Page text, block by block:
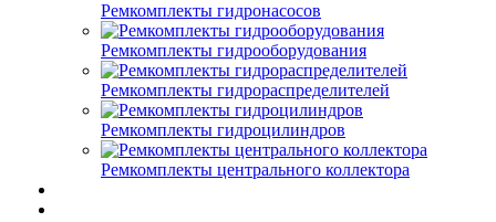
Ремкомплекты гидронасосов
Ремкомплекты гидрооборудования
Ремкомплекты гидрораспределителей
Ремкомплекты гидроцилиндров
Ремкомплекты центрального коллектора